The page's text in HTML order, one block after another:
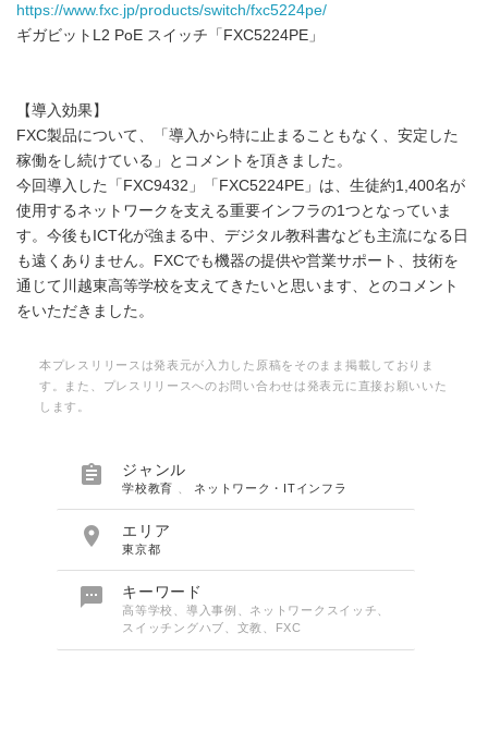
https://www.fxc.jp/products/switch/fxc5224pe/
ギガビットL2 PoE スイッチ「FXC5224PE」
【導入効果】
FXC製品について、「導入から特に止まることもなく、安定した
稼働をし続けている」とコメントを頂きました。
今回導入した「FXC9432」「FXC5224PE」は、生徒約1,400名が
使用するネットワークを支える重要インフラの1つとなっていま
す。今後もICT化が強まる中、デジタル教科書なども主流になる日
も遠くありません。FXCでも機器の提供や営業サポート、技術を
通じて川越東高等学校を支えてきたいと思います、とのコメント
をいただきました。
本プレスリリースは発表元が入力した原稿をそのまま掲載しておりま
す。また、プレスリリースへのお問い合わせは発表元に直接お願いいた
します。
 ジャンル
学校教育 ネットワーク・ITインフラ
 エリア
東京都
 キーワード
高等学校、導入事例、ネットワークスイッチ、
スイッチングハブ、文教、FXC